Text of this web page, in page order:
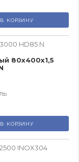
В КОРЗИНУ
HD85 N
80х400х1,5
В КОРЗИНУ
INOX304